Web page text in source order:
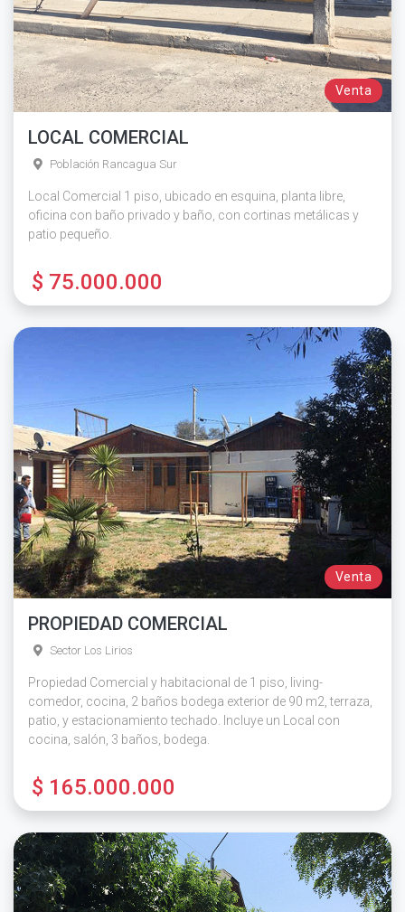
Venta
LOCAL COMERCIAL
Población Rancagua Sur
Local Comercial 1 piso, ubicado en esquina, planta libre,
oficina con baño privado y baño, con cortinas metálicas y
patio pequeño.
$ 75.000.000
Venta
PROPIEDAD COMERCIAL
Sector Los Lirios
Propiedad Comercial y habitacional de 1 piso, living-
comedor, cocina, 2 baños bodega exterior de 90 m2, terraza,
patio, y estacionamiento techado. Incluye un Local con
cocina, salón, 3 baños, bodega.
$ 165.000.000